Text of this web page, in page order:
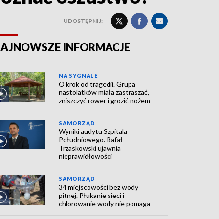
UDOSTĘPNIJ:
INFORMACJE
NA SYGNALE
O krok od tragedii. Grupa
nastolatków miała zastraszać,
zniszczyć rower i grozić nożem
SAMORZĄD
Wyniki audytu Szpitala
Południowego. Rafał
Trzaskowski ujawnia
nieprawidłowości
SAMORZĄD
34 miejscowości bez wody
pitnej. Płukanie sieci i
chlorowanie wody nie pomaga